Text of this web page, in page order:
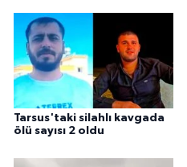
Tarsus'taki silahlı kavgada
ölü sayısı 2 oldu